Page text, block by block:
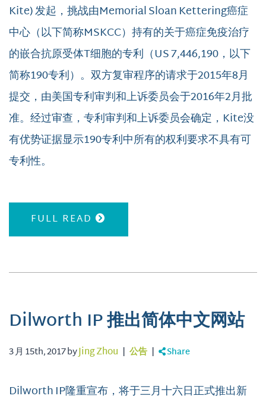
Kite) 发起，挑战由Memorial Sloan Kettering癌症
中心（以下简称MSKCC）持有的关于癌症免疫治疗
的嵌合抗原受体T细胞的专利（US 7,446,190，以下
简称190专利）。双方复审程序的请求于2015年8月
提交，由美国专利审判和上诉委员会于2016年2月批
准。经过审查，专利审判和上诉委员会确定，Kite没
有优势证据显示190专利中所有的权利要求不具有可
专利性。
FULL READ
Dilworth IP 推出简体中文网站
3 月 15th, 2017 byJing Zhou | 公告 | Share
Dilworth IP隆重宣布，将于三月十六日正式推出新